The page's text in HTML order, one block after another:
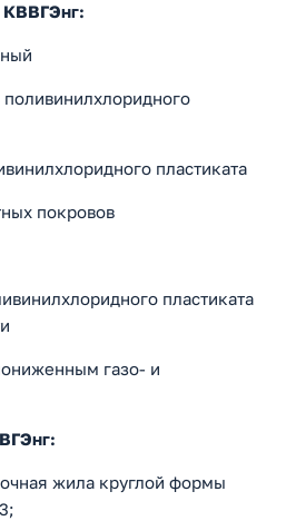
КВВГЭнг:
пластиката
покровов
пластиката
газо- и
жила круглой формы